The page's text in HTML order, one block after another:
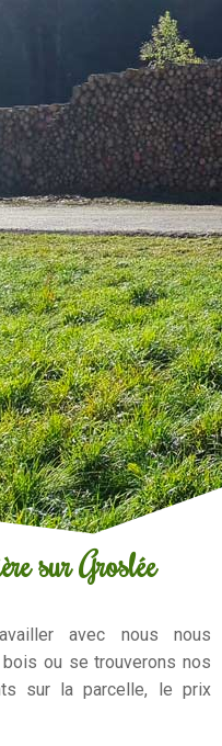
sur Groslée
avec nous nous
bois ou se trouverons nos
sur la parcelle, le prix